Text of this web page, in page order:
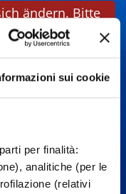
sui cookie
per finalità:
analitiche (per le
(relativi
ändern. Bitte
bevor Sie